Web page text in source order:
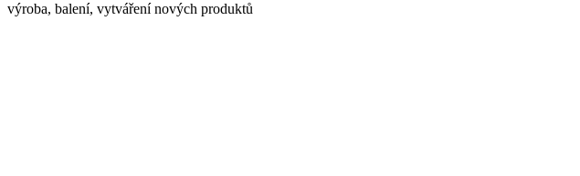
výroba, balení, vytváření nových produktů